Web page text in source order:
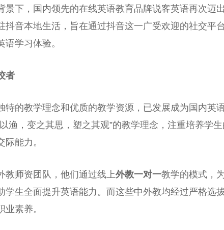
景下，国内领先的在线英语教育品牌说客英语再次迈
抖音本地生活，旨在通过抖音这一广受欢迎的社交平台
语学习 体验。
者
特的教学理念和优质的教学资源，已发展成为国内英
渔，变之其思，塑之其观”的教学理念，注重培养学生
际能力。
教师资团队，他们通过线上外教一对一教学的模式，
学生全面提升英语能力。而这些中外教均经过严格选
素养。